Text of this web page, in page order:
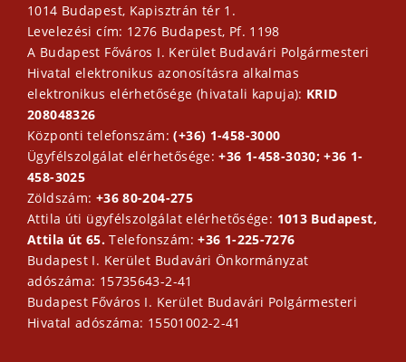
1014 Budapest, Kapisztrán tér 1.
Levelezési cím: 1276 Budapest, Pf. 1198
A Budapest Főváros I. Kerület Budavári Polgármesteri
Hivatal elektronikus azonosításra alkalmas
elektronikus elérhetősége (hivatali kapuja): KRID
208048326
Központi telefonszám:(+36) 1-458-3000
Ügyfélszolgálat elérhetősége:+36 1-458-3030; +36 1-
458-3025
Zöldszám: +36 80-204-275
Attila úti ügyfélszolgálat elérhetősége: 1013 Budapest,
Attila út 65.Telefonszám:+36 1-225-7276
Budapest I. Kerület Budavári Önkormányzat
adószáma: 15735643-2-41
Budapest Főváros I. Kerület Budavári Polgármesteri
Hivatal adószáma: 15501002-2-41